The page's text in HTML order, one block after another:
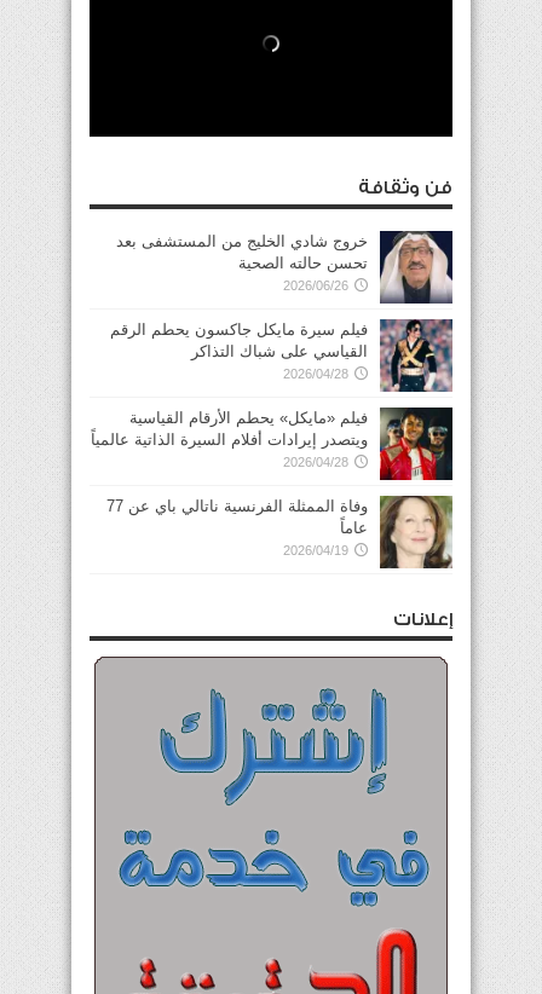
فن وثقافة
خروج شادي الخليج من المستشفى بعد
تحسن حالته الصحية
2026/06/26
فيلم سيرة مايكل جاكسون يحطم الرقم
القياسي على شباك التذاكر
2026/04/28
فيلم «مايكل» يحطم الأرقام القياسية
ويتصدر إيرادات أفلام السيرة الذاتية عالمياً
2026/04/28
وفاة الممثلة الفرنسية ناتالي باي عن 77
عاماً
2026/04/19
إعلانات